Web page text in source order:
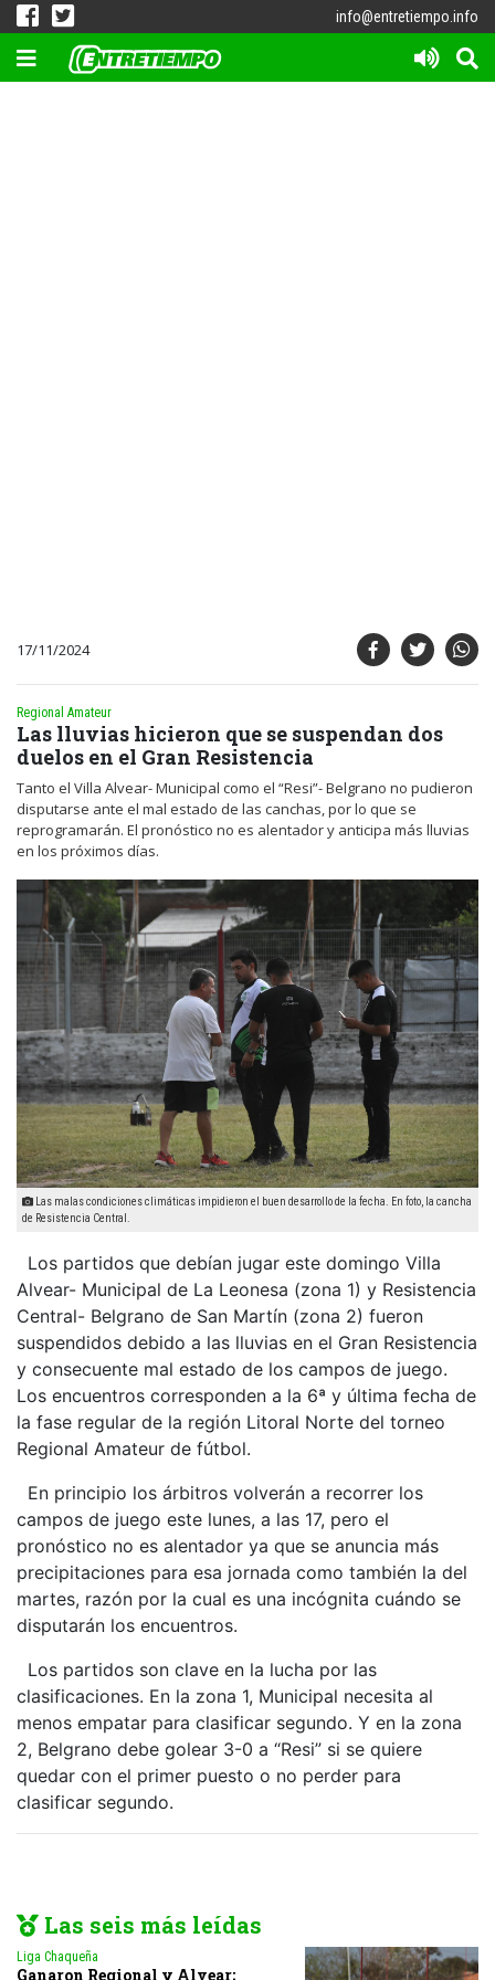
info@entretiempo.info
17/11/2024
Regional Amateur
Las lluvias hicieron que se suspendan dos
duelos en el Gran Resistencia
Tanto el Villa Alvear- Municipal como el “Resi”- Belgrano no pudieron
disputarse ante el mal estado de las canchas, por lo que se
reprogramarán. El pronóstico no es alentador y anticipa más lluvias
en los próximos días.
Las malas condiciones climáticas impidieron el buen desarrollo de la fecha. En foto, la cancha
de Resistencia Central.
Los partidos que debían jugar este domingo Villa
Alvear- Municipal de La Leonesa (zona 1) y Resistencia
Central- Belgrano de San Martín (zona 2) fueron
suspendidos debido a las lluvias en el Gran Resistencia
y consecuente mal estado de los campos de juego.
Los encuentros corresponden a la 6ª y última fecha de
la fase regular de la región Litoral Norte del torneo
Regional Amateur de fútbol.
En principio los árbitros volverán a recorrer los
campos de juego este lunes, a las 17, pero el
pronóstico no es alentador ya que se anuncia más
precipitaciones para esa jornada como también la del
martes, razón por la cual es una incógnita cuándo se
disputarán los encuentros.
Los partidos son clave en la lucha por las
clasificaciones. En la zona 1, Municipal necesita al
menos empatar para clasificar segundo. Y en la zona
2, Belgrano debe golear 3-0 a “Resi” si se quiere
quedar con el primer puesto o no perder para
clasificar segundo.
Las seis más leídas
Liga Chaqueña
Ganaron Regional y Alvear;